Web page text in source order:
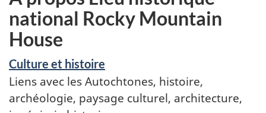
national Rocky Mountain
House
Culture et histoire
Liens avec les Autochtones, histoire,
archéologie, paysage culturel, architecture,